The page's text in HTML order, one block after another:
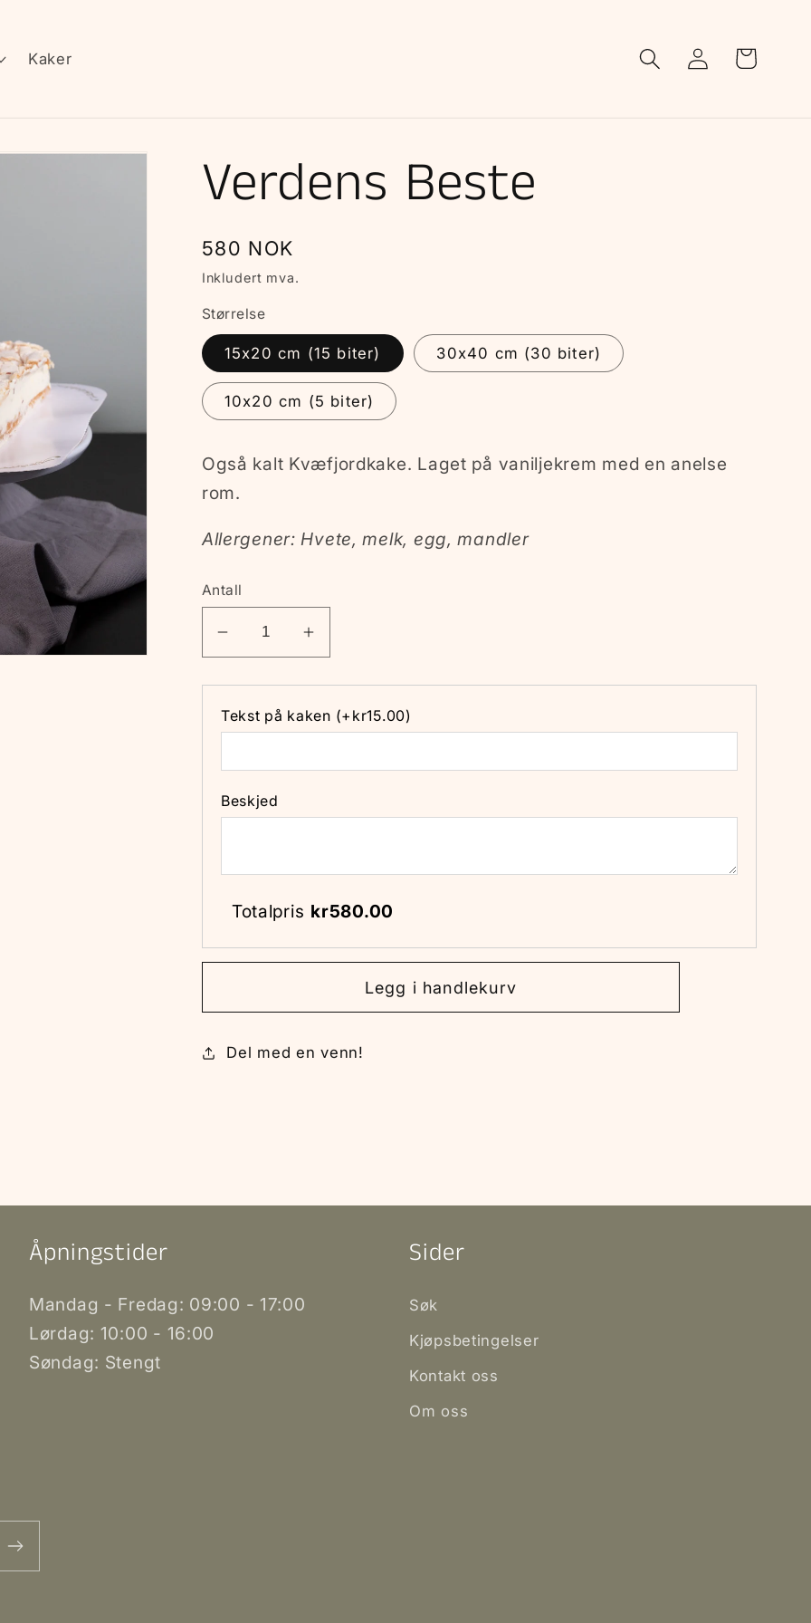
Kaker
Logg
inn
Handlekurv
Verdens Beste
Vanlig
pris
580 NOK
Inkludert mva.
Størrelse
15x20 cm (15 biter) 30x40 cm (30 biter)
10x20 cm (5 biter)
Også kalt Kvæfjordkake. Laget på vaniljekrem med en anelse
rom.
Allergener: Hvete, melk, egg, mandler
Antall
Senk
for
Verdens
Beste
Øk
for
Verdens
Beste
Tekst på kaken (+kr15.00)
Beskjed
Totalpris kr580.00
Legg i handlekurv
Del med en venn!
Åpningstider
Mandag - Fredag: 09:00 - 17:00
Lørdag: 10:00 - 16:00
Søndag: Stengt
Sider
Søk
Kjøpsbetingelser
Kontakt oss
Om oss